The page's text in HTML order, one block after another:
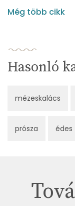
Még több cikk
Hasonló
mézeskalács
prósza édes